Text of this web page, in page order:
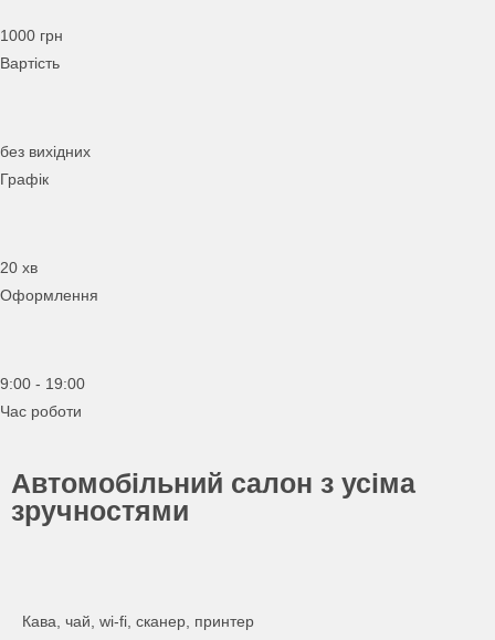
1000 грн
Вартість
без вихідних
Графік
20 хв
Оформлення
9:00 - 19:00
Час роботи
Автомобільний салон з усіма
зручностями
Кава, чай, wi-fi, сканер, принтер